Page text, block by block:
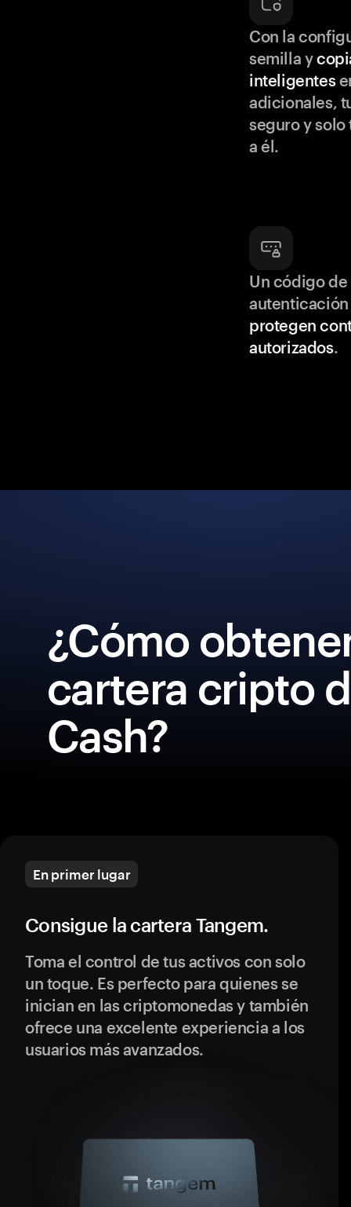
Con la
semilla y
inteligentes
adicionales,
seguro y
a él.
Un código de
protegen
autorizados.
¿Cómo
cartera cripto
Cash?
En primer lugar
Consigue la cartera Tangem.
Toma el control de tus activos con solo
un toque. Es perfecto para quienes se
inician en las criptomonedas y también
ofrece una excelente experiencia a los
usuarios más avanzados.